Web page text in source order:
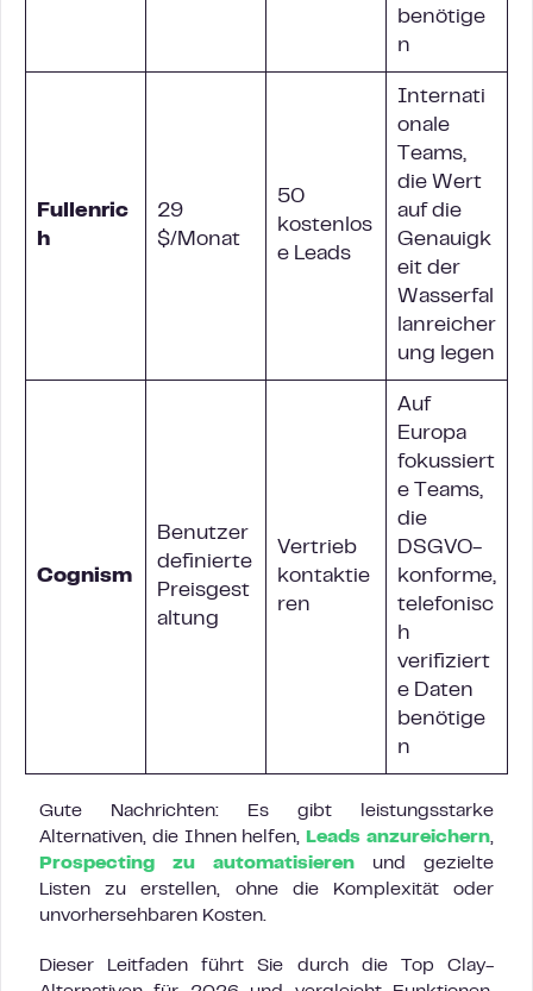
benötige
n
Fullenric
h
29
$/Monat
50
kostenlos
e Leads
Internati
onale
Teams,
die Wert
auf die
Genauigk
eit der
Wasserfal
lanreicher
ung legen
Cognism
Benutzer
definierte
Preisgest
altung
Vertrieb
kontaktie
ren
Auf
Europa
fokussiert
e Teams,
die
DSGVO-
konforme,
telefonisc
h
verifiziert
e Daten
benötige
n
Gute Nachrichten: Es gibt leistungsstarke
Alternativen, die Ihnen helfen, Leads anzureichern,
Prospecting zu automatisieren und gezielte
Listen zu erstellen, ohne die Komplexität oder
unvorhersehbaren Kosten.
Dieser Leitfaden führt Sie durch die Top Clay-